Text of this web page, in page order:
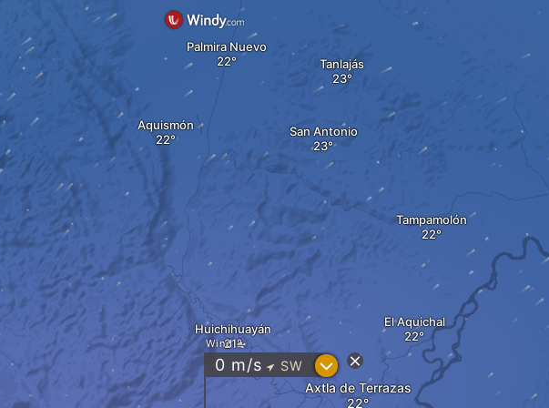
Axtla de Terrazas
Huichihuayán El Aquichal
Tampamolón
Aquismón
Palmira Nuevo
San Antonio
Tanlajás
Wind
0 m/s " SW ?